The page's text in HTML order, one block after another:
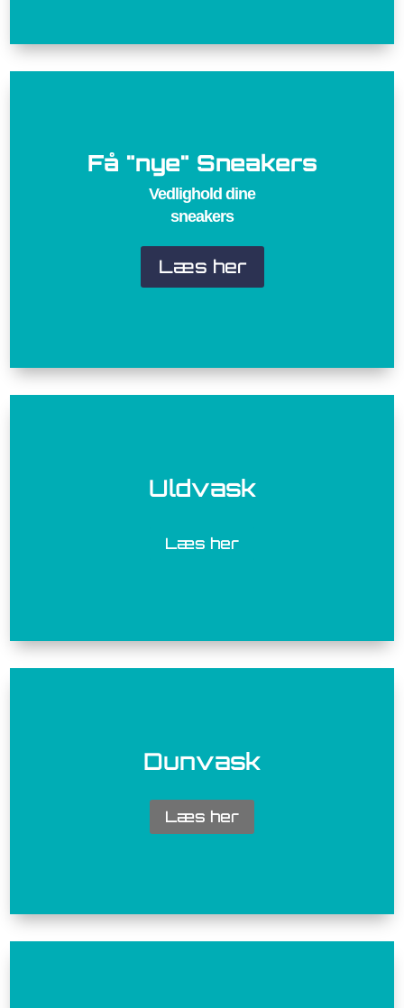
Få "nye" Sneakers
Vedlighold dine
sneakers
Læs her
Uldvask
Læs her
Dunvask
Læs her